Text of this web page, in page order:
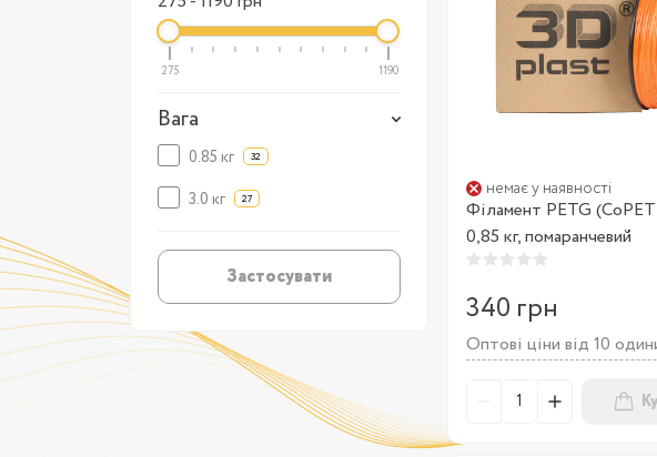
275 1190
Вага
0.85 кг 32
3.0 кг 27
Застосувати
немає у наявності
Філамент PETG
0,85 кг, помаранчевий
340 грн
Оптові ціни від 10